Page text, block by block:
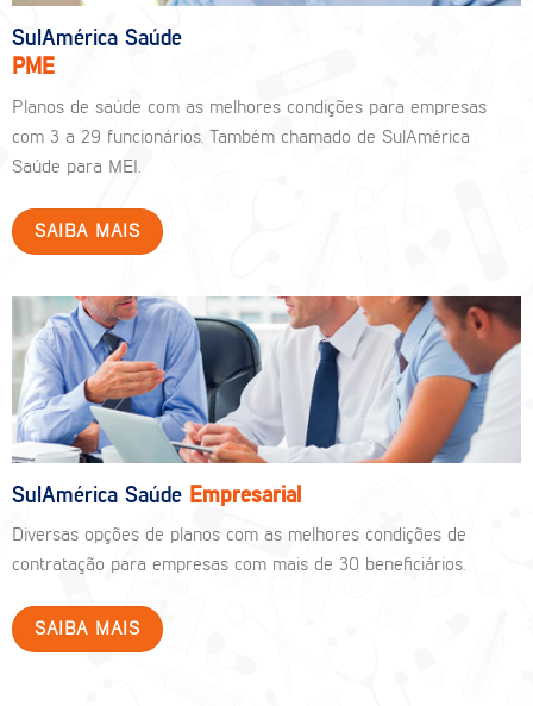
SulAmérica Saúde
PME
Planos de saúde com as melhores condições para empresas
com 3 a 29 funcionários. Também chamado de SulAmérica
Saúde para MEI.
SAIBA MAIS
SulAmérica Saúde Empresarial
Diversas opções de planos com as melhores condições de
contratação para empresas com mais de 30 beneficiários.
SAIBA MAIS